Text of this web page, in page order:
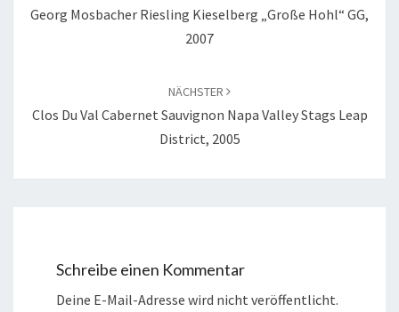
Georg Mosbacher Riesling Kieselberg „Große Hohl“ GG,
2007
NÄCHSTER
Clos Du Val Cabernet Sauvignon Napa Valley Stags Leap
District, 2005
Schreibe einen Kommentar
Deine E-Mail-Adresse wird nicht veröffentlicht.